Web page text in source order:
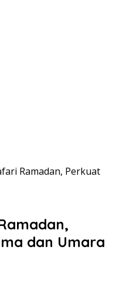
Ramadan, Perkuat
dan Umara